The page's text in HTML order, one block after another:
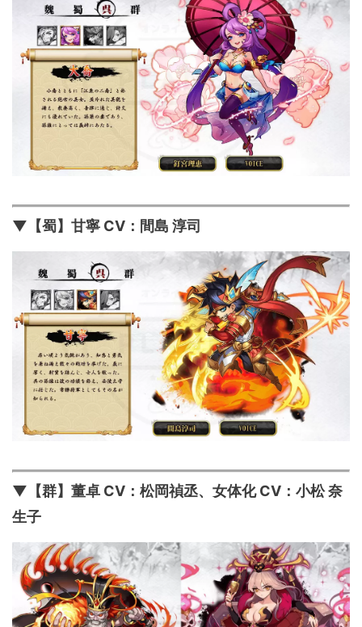
▼【蜀】甘寧 CV：間島 淳司
▼【群】董卓 CV：松岡禎丞、女体化 CV：小松 奈
生子